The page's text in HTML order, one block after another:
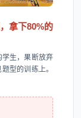
拿下80%的
生，果断放弃
型的训练上。